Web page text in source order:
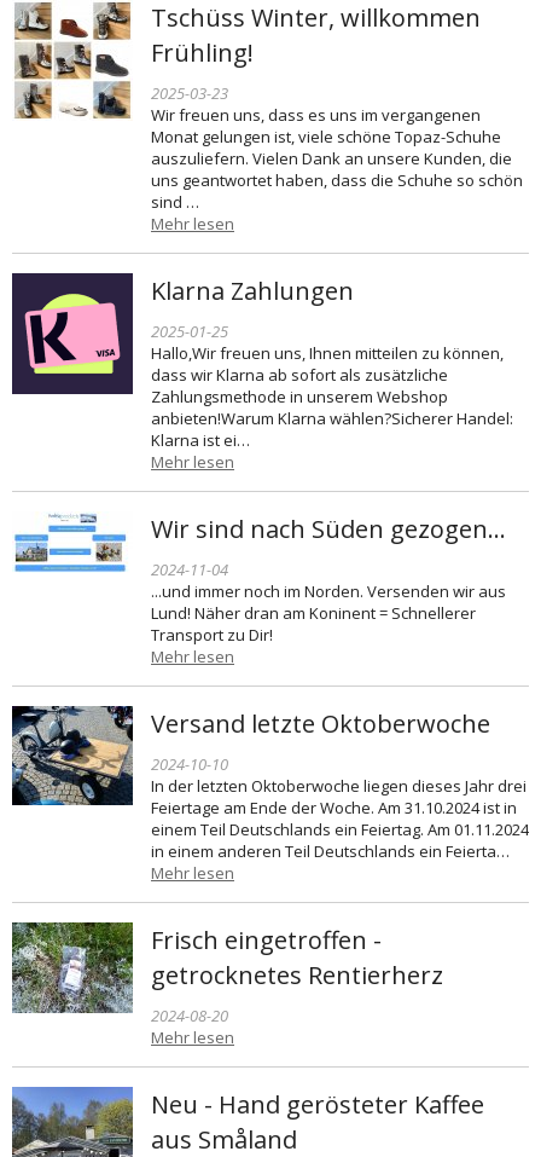
Tschüss Winter, willkommen
Frühling!
2025-03-23
Wir freuen uns, dass es uns im vergangenen
Monat gelungen ist, viele schöne Topaz-Schuhe
auszuliefern. Vielen Dank an unsere Kunden, die
uns geantwortet haben, dass die Schuhe so schön
sind …
Mehr lesen
Klarna Zahlungen
2025-01-25
Hallo,Wir freuen uns, Ihnen mitteilen zu können,
dass wir Klarna ab sofort als zusätzliche
Zahlungsmethode in unserem Webshop
anbieten!Warum Klarna wählen?Sicherer Handel:
Klarna ist ei…
Mehr lesen
Wir sind nach Süden gezogen...
2024-11-04
...und immer noch im Norden. Versenden wir aus
Lund! Näher dran am Koninent = Schnellerer
Transport zu Dir!
Mehr lesen
Versand letzte Oktoberwoche
2024-10-10
In der letzten Oktoberwoche liegen dieses Jahr drei
Feiertage am Ende der Woche. Am 31.10.2024 ist in
einem Teil Deutschlands ein Feiertag. Am 01.11.2024
in einem anderen Teil Deutschlands ein Feierta…
Mehr lesen
Frisch eingetroffen -
getrocknetes Rentierherz
2024-08-20
Mehr lesen
Neu - Hand gerösteter Kaffee
aus Småland